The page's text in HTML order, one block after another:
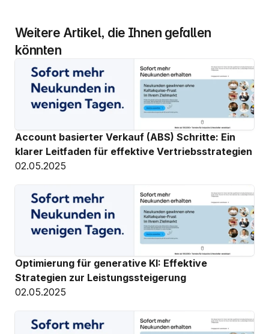
Weitere Artikel, die Ihnen gefallen
könnten
Account basierter Verkauf (ABS) Schritte: Ein
klarer Leitfaden für effektive Vertriebsstrategien
02.05.2025
Optimierung für generative KI: Effektive
Strategien zur Leistungssteigerung
02.05.2025